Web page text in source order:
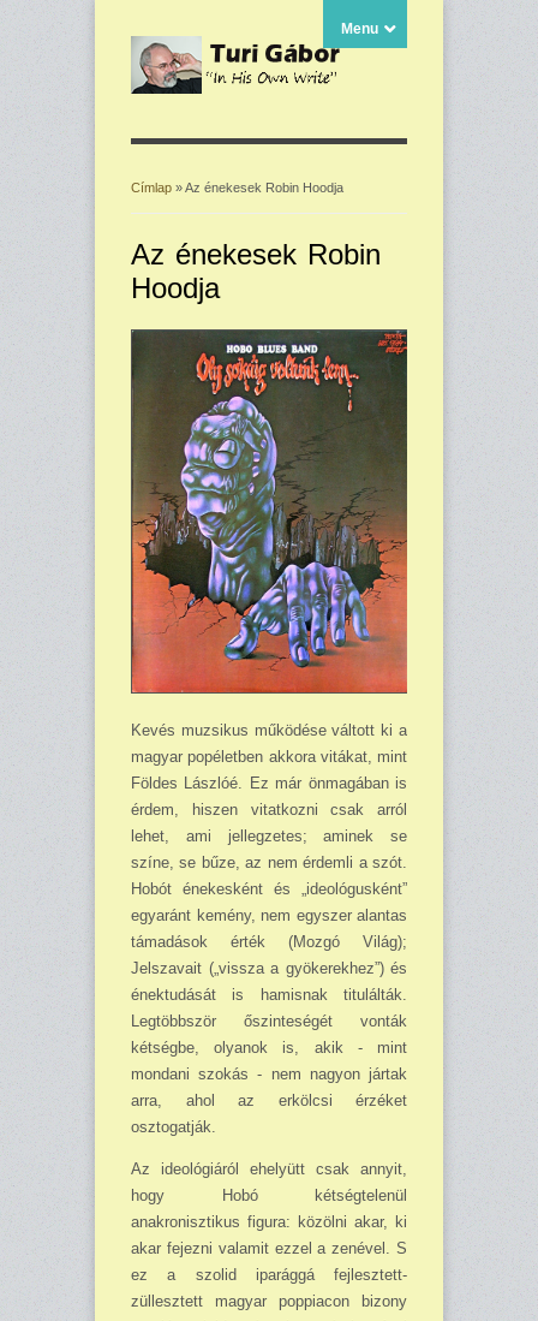
Menu
Címlap » Az énekesek Robin Hoodja
Az énekesek Robin
Hoodja
Kevés muzsikus működése váltott ki a
magyar popéletben akkora vitákat, mint
Földes Lászlóé. Ez már önmagában is
érdem, hiszen vitatkozni csak arról
lehet, ami jellegzetes; aminek se
színe, se bűze, az nem érdemli a szót.
Hobót énekesként és „ideológusként”
egyaránt kemény, nem egyszer alantas
támadások érték (Mozgó Világ);
Jelszavait („vissza a gyökerekhez”) és
énektudását is hamisnak titulálták.
Legtöbbször őszinteségét vonták
kétségbe, olyanok is, akik - mint
mondani szokás - nem nagyon jártak
arra, ahol az erkölcsi érzéket
osztogatják.
Az ideológiáról ehelyütt csak annyit,
hogy Hobó kétségtelenül
anakronisztikus figura: közölni akar, ki
akar fejezni valamit ezzel a zenével. S
ez a szolid iparággá fejlesztett-
züllesztett magyar poppiacon bizony